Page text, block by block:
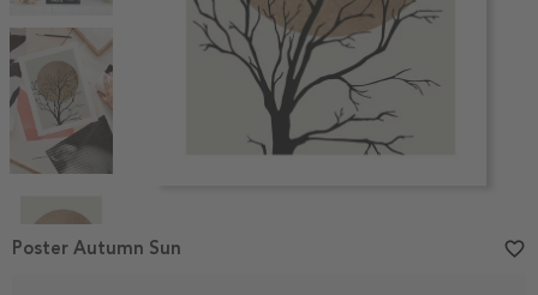
1
Poster Autumn Sun favorite_border